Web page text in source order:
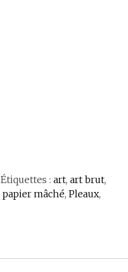
Étiquettes : art, art brut,
papier mâché, Pleaux,